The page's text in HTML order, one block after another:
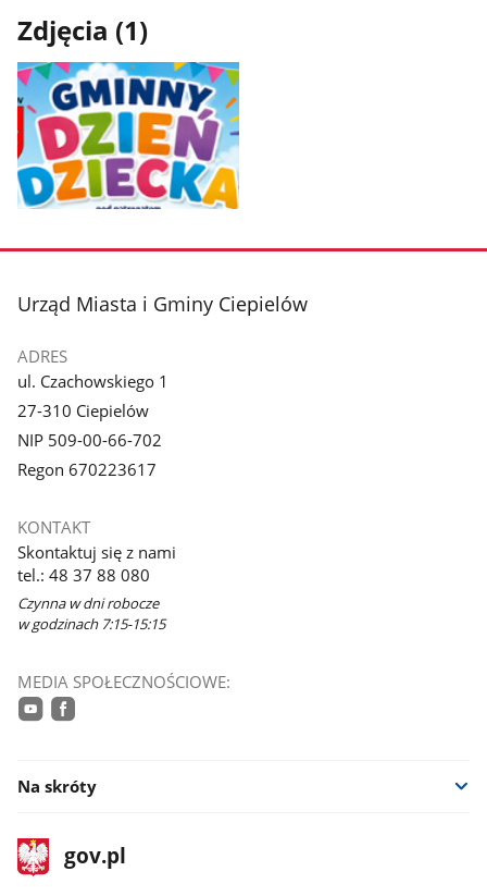
Zdjęcia (1)
galerii.
stopka
Urząd Miasta i Gminy Ciepielów
ADRES
ul. Czachowskiego 1
27-310 Ciepielów
NIP 509-00-66-702
Regon 670223617
KONTAKT
Skontaktuj się z nami
tel.: 48 37 88 080
Czynna w dni robocze
w godzinach 7:15-15:15
MEDIA SPOŁECZNOŚCIOWE:
Na skróty
stopka
gov.plStrona
gov.pl